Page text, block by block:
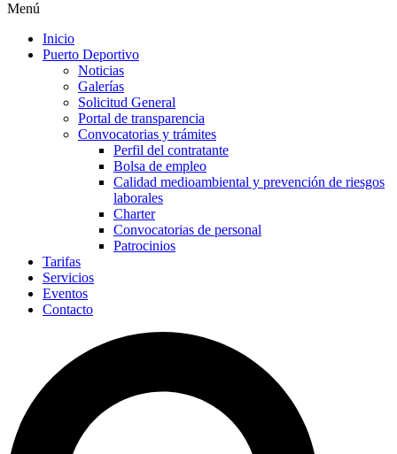
Menú
Inicio
Puerto Deportivo
Noticias
Galerías
Solicitud General
Portal de transparencia
Convocatorias y trámites
Perfil del contratante
Bolsa de empleo
Calidad medioambiental y prevención de riesgos
laborales
Charter
Convocatorias de personal
Patrocinios
Tarifas
Servicios
Eventos
Contacto